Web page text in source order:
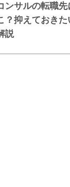
ンサルの転職
？抑えておき
説